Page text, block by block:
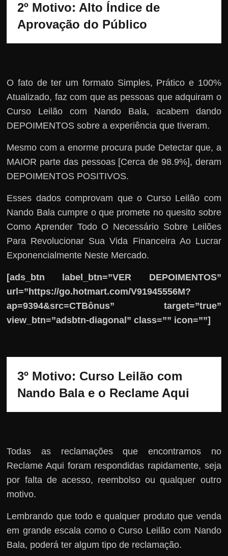
2º Motivo: Alto Índice de
Aprovação do Público
O fato de ter um formato Simples, Prático e 100%
Atualizado, faz com que as pessoas que adquiram o
Curso Leilão com Nando Bala, acabem dando
DEPOIMENTOS sobre a experiência que tiveram.
Mesmo com a enorme procura pude Detectar que, a
MAIOR parte das pessoas [Cerca de 98.9%], deram
DEPOIMENTOS POSITIVOS.
Esses dados comprovam que o Curso Leilão com
Nando Bala cumpre o que promete no quesito sobre
Como Aprender Todo O Necessário Sobre Leilões
Para Revolucionar Sua Vida Financeira Ao Lucrar
Exponencialmente Neste Mercado.
[ads_btn label_btn=”VER DEPOIMENTOS”
url=”https://go.hotmart.com/V91945556M?
ap=9394&src=CTBônus” target=”true”
view_btn=”adsbtn-diagonal” class=”” icon=””]
3º Motivo: Curso Leilão com
Nando Bala e o Reclame Aqui
Todas as reclamações que encontramos no
Reclame Aqui foram respondidas rapidamente, seja
por falta de acesso, reembolso ou qualquer outro
motivo.
Lembrando que todo e qualquer produto que venda
em grande escala como o Curso Leilão com Nando
Bala, poderá ter algum tipo de reclamação.